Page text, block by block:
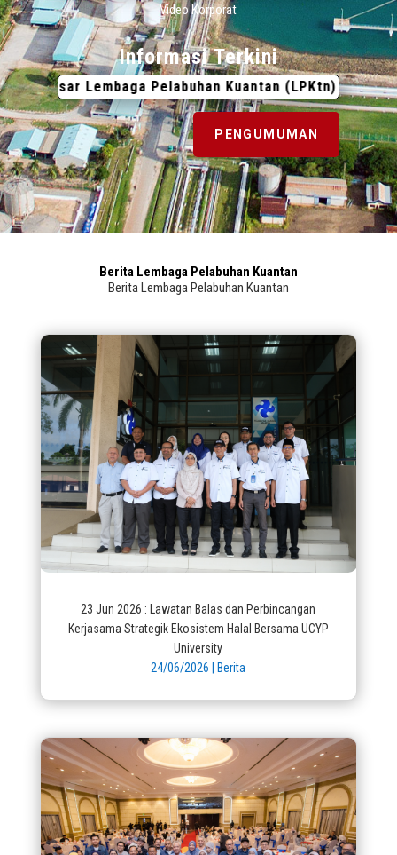
Video Korporat
Informasi Terkini
Lembaga Pelabuhan Kuantan (LPKtn) 31 Julai 2026
PENGUMUMAN
Berita Lembaga Pelabuhan Kuantan
Berita Lembaga Pelabuhan Kuantan
23 Jun 2026 : Lawatan Balas dan Perbincangan
Kerjasama Strategik Ekosistem Halal Bersama UCYP
University
24/06/2026
Berita